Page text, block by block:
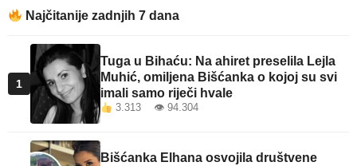
Najčitanije zadnjih 7 dana
1
Tuga u Bihaću: Na ahiret preselila Lejla
Muhić, omiljena Bišćanka o kojoj su svi
imali samo riječi hvale
3.313 👁 94.304
Bišćanka Elhana osvojila društvene